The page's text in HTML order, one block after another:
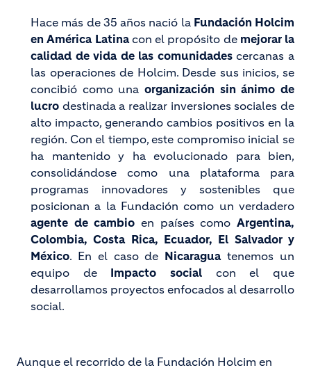
Hace más de 35 años nació laFundación Holcim
en América Latinacon el propósito de mejorar la
calidad de vida de las comunidadescercanas a
las operaciones de Holcim. Desde sus inicios, se
concibió como una organización sin ánimo de
lucro destinada a realizar inversiones sociales de
alto impacto, generando cambios positivos en la
región. Con el tiempo, este compromiso inicial se
ha mantenido y ha evolucionado para bien,
consolidándose como una plataforma para
programas innovadores y sostenibles que
posicionan a la Fundación como un verdadero
agente de cambio en países comoArgentina,
Colombia, Costa Rica, Ecuador, El Salvador y
México. En el caso de Nicaraguatenemos un
equipo de Impacto social con el que
desarrollamos proyectos enfocados al desarrollo
social.
Aunque el recorrido de la Fundación Holcim en